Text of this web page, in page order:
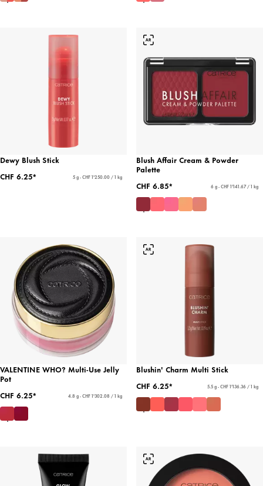
Dewy Blush Stick
CHF 6.25*
5 g - CHF 1'250.00 / 1 kg
Blush Affair Cream & Powder
Palette
CHF 6.85*
6 g - CHF 1'141.67 / 1 kg
VALENTINE WHO? Multi-Use Jelly
Pot
CHF 6.25*
4.8 g - CHF 1'302.08 / 1 kg
Blushin' Charm Multi Stick
CHF 6.25*
5.5 g - CHF 1'136.36 / 1 kg